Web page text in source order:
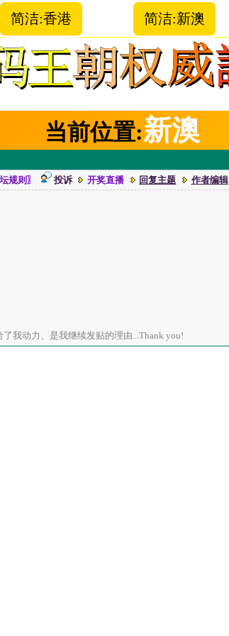
简洁:香港 简洁:新澳
当前位置:新澳
规则〗 投诉 开奖直播 回复主题 作者编辑
我动力、是我继续发贴的理由...Thank you!